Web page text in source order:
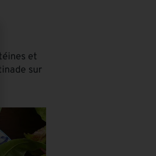
et
sur